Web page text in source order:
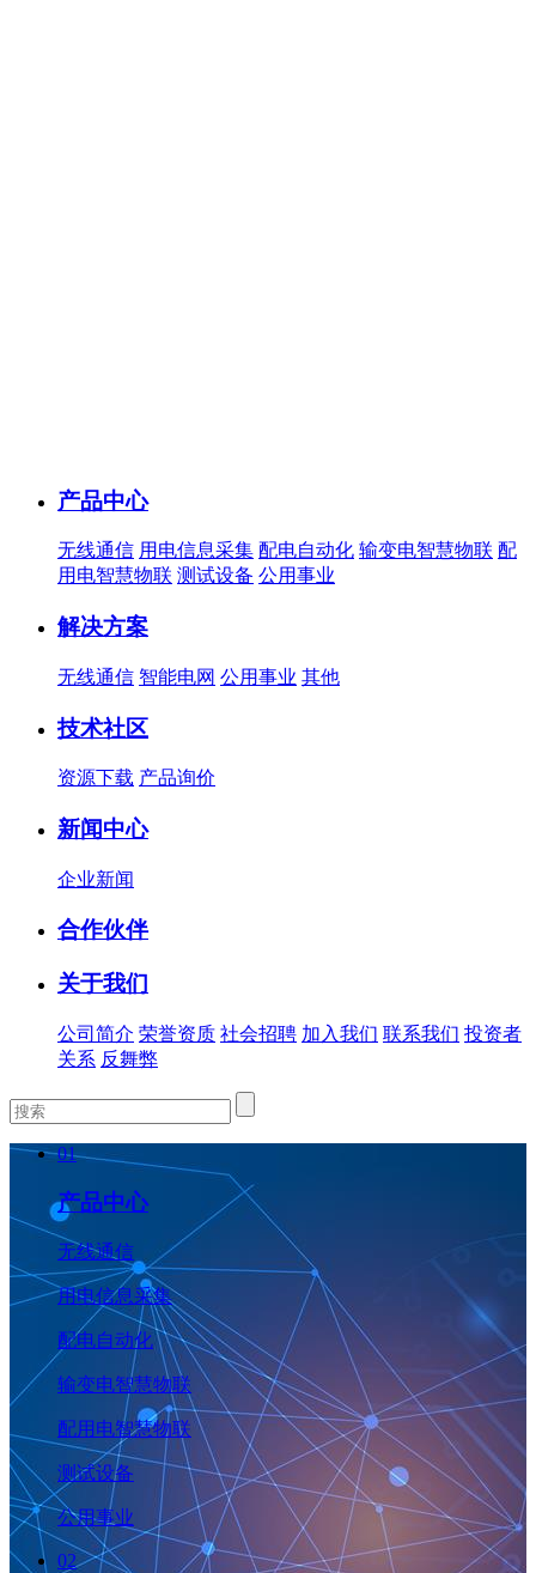
产品中心
无线通信 用电信息采集 配电自动化 输变电智慧物联 配
用电智慧物联 测试设备 公用事业
解决方案
无线通信 智能电网 公用事业 其他
技术社区
资源下载 产品询价
新闻中心
企业新闻
合作伙伴
关于我们
公司简介 荣誉资质 社会招聘 加入我们 联系我们 投资者
关系 反舞弊
01
产品中心
无线通信
用电信息采集
配电自动化
输变电智慧物联
配用电智慧物联
测试设备
公用事业
02